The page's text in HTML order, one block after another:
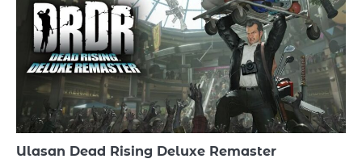
Ulasan Dead Rising Deluxe Remaster